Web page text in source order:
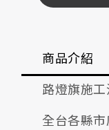
商品介紹
路燈旗施
全台各縣